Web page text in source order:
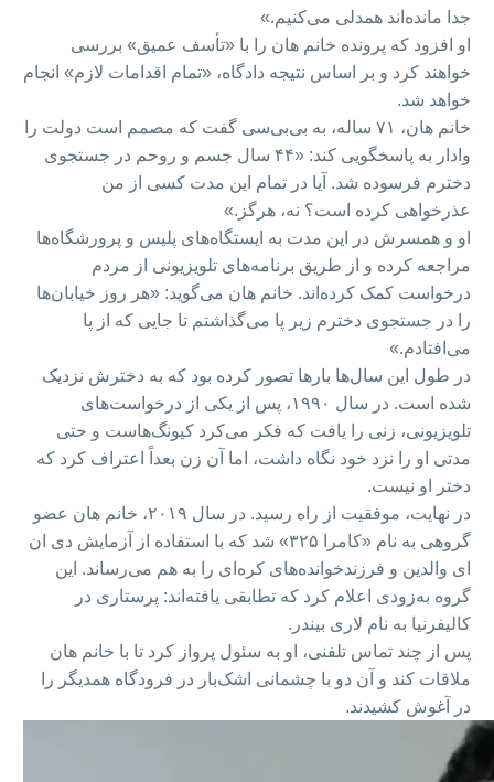
جدا مانده‌اند همدلی می‌کنیم.»
او افزود که پرونده خانم هان را با «تأسف عمیق» بررسی
خواهند کرد و بر اساس نتیجه دادگاه، «تمام اقدامات لازم» انجام
خواهد شد.
خانم هان، ۷۱ ساله، به بی‌بی‌سی گفت که مصمم است دولت را
وادار به پاسخگویی کند: «۴۴ سال جسم و روحم در جستجوی
دخترم فرسوده شد. آیا در تمام این مدت کسی از من
عذرخواهی کرده است؟ نه، هرگز.»
او و همسرش در این مدت به ایستگاه‌های پلیس و پرورشگاه‌ها
مراجعه کرده و از طریق برنامه‌های تلویزیونی از مردم
درخواست کمک کرده‌اند. خانم هان می‌گوید: «هر روز خیابان‌ها
را در جستجوی دخترم زیر پا می‌گذاشتم تا جایی که از پا
می‌افتادم.»
در طول این سال‌ها بارها تصور کرده بود که به دخترش نزدیک
شده است. در سال ۱۹۹۰، پس از یکی از درخواست‌های
تلویزیونی، زنی را یافت که فکر می‌کرد کیونگ‌هاست و حتی
مدتی او را نزد خود نگاه داشت، اما آن زن بعداً اعتراف کرد که
دختر او نیست.
در نهایت، موفقیت از راه رسید. در سال ۲۰۱۹، خانم هان عضو
گروهی به نام «کامرا ۳۲۵» شد که با استفاده از آزمایش دی ان
ای والدین و فرزندخوانده‌های کره‌ای را به هم می‌رساند. این
گروه به‌زودی اعلام کرد که تطابقی یافته‌اند: پرستاری در
کالیفرنیا به نام لاری بیندر.
پس از چند تماس تلفنی، او به سئول پرواز کرد تا با خانم هان
ملاقات کند و آن دو با چشمانی اشک‌بار در فرودگاه همدیگر را
در آغوش کشیدند.